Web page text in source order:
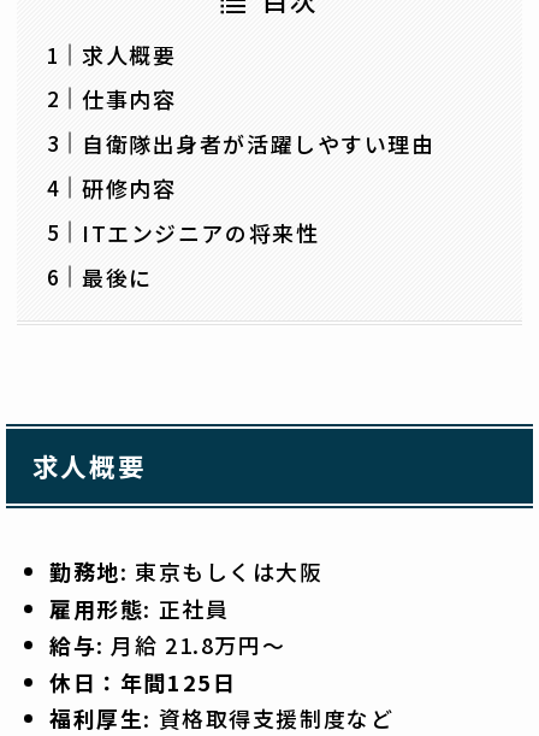
求人概要
仕事内容
自衛隊出身者が活躍しやすい理由
研修内容
ITエンジニアの将来性
最後に
求人概要
勤務地: 東京もしくは大阪
雇用形態: 正社員
給与: 月給 21.8万円～
休日：年間125日
福利厚生: 資格取得支援制度など